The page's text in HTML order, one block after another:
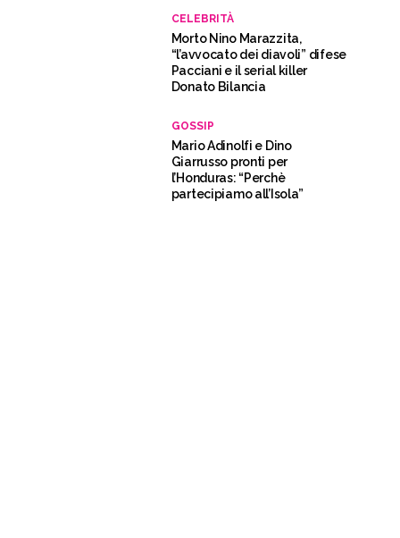
CELEBRITÀ
Morto Nino Marazzita,
“l’avvocato dei diavoli” difese
Pacciani e il serial killer
Donato Bilancia
GOSSIP
Mario Adinolfi e Dino
Giarrusso pronti per
l’Honduras: “Perchè
partecipiamo all’Isola”